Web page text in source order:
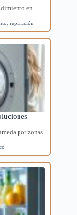
en
reparación
por zonas